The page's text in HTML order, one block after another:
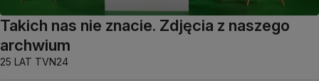
Takich nas nie znacie. Zdjęcia z naszego
archwium
25 LAT TVN24